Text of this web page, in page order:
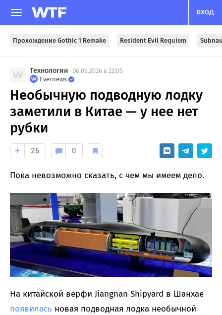
ВХОД
Прохождение Gothic 1 Remake Resident Evil Requiem
Технологии 06.06.2026 в 22:05
Evernews
Необычную подводную лодку
заметили в Китае — у нее нет
рубки
26 0
Пока невозможно сказать, с чем мы имеем дело.
На китайской верфи Jiangnan Shipyard в Шанхае
появилась новая подводная лодка необычной